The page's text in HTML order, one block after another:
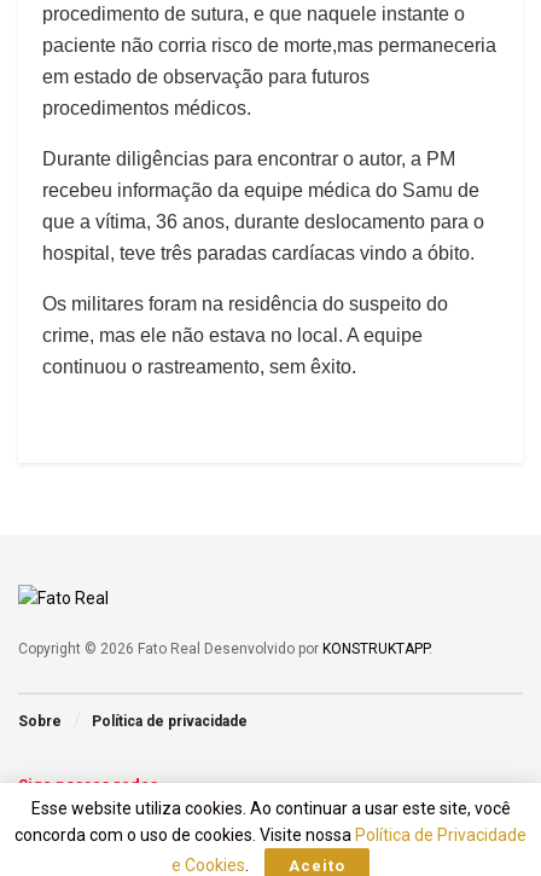
procedimento de sutura, e que naquele instante o
paciente não corria risco de morte,mas permaneceria
em estado de observação para futuros
procedimentos médicos.
Durante diligências para encontrar o autor, a PM
recebeu informação da equipe médica do Samu de
que a vítima, 36 anos, durante deslocamento para o
hospital, teve três paradas cardíacas vindo a óbito.
Os militares foram na residência do suspeito do
crime, mas ele não estava no local. A equipe
continuou o rastreamento, sem êxito.
Copyright © 2026 Fato Real Desenvolvido por KONSTRUKTAPP.
Sobre Política de privacidade
Siga nossas redes
Esse website utiliza cookies. Ao continuar a usar este site, você
concorda com o uso de cookies. Visite nossa Política de Privacidade
e Cookies
Aceito